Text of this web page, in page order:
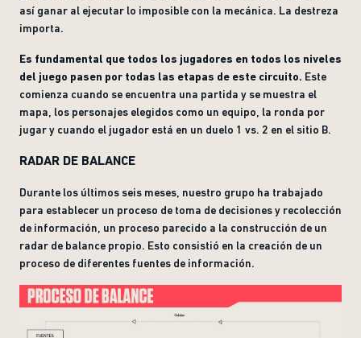
así ganar al ejecutar lo imposible con la mecánica. La destreza
importa.
Es fundamental que todos los jugadores en todos los niveles
del juego pasen por todas las etapas de este circuito. Este
comienza cuando se encuentra una partida y se muestra el
mapa, los personajes elegidos como un equipo, la ronda por
jugar y cuando el jugador está en un duelo 1 vs. 2 en el sitio B.
RADAR DE BALANCE
Durante los últimos seis meses, nuestro grupo ha trabajado
para establecer un proceso de toma de decisiones y recolección
de información, un proceso parecido a la construcción de un
radar de balance propio. Esto consistió en la creación de un
proceso de diferentes fuentes de información.